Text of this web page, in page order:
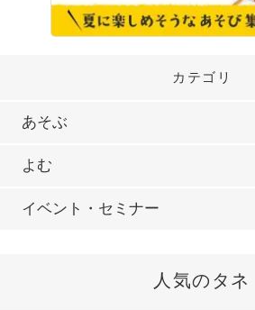
カテゴリ
あそぶ
よむ
イベント・セミナー
人気のタネ